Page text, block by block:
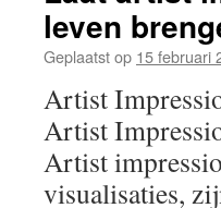
leven
Geplaatst op 15 februari
Artist
Artist
Artist
visualisaties,